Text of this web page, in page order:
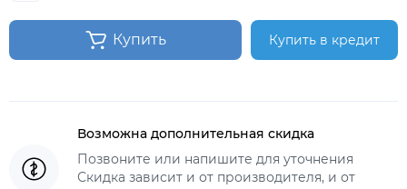
Купить Купить в кредит
Возможна дополнительная скидка
Позвоните или напишите для уточнения
Скидка зависит и от производителя, и от